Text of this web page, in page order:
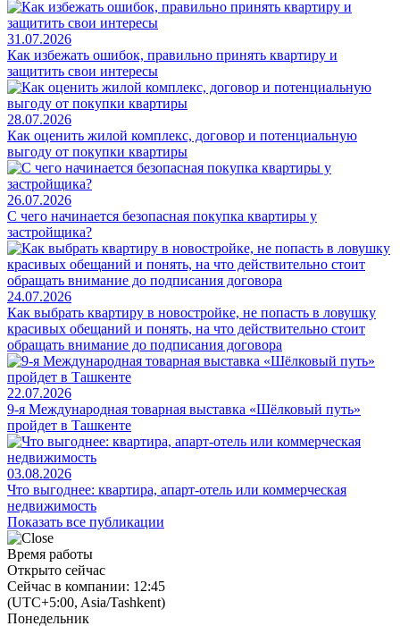
31.07.2026
Как избежать ошибок, правильно принять квартиру и
защитить свои интересы
28.07.2026
Как оценить жилой комплекс, договор и потенциальную
выгоду от покупки квартиры
26.07.2026
С чего начинается безопасная покупка квартиры у
застройщика?
24.07.2026
Как выбрать квартиру в новостройке, не попасть в ловушку
красивых обещаний и понять, на что действительно стоит
обращать внимание до подписания договора
22.07.2026
9-я Международная товарная выставка «Шёлковый путь»
пройдет в Ташкенте
03.08.2026
Что выгоднее: квартира, апарт-отель или коммерческая
недвижимость
Показать все публикации
Время работы
Открыто сейчас
Сейчас в компании: 12:45
(UTC+5:00, Asia/Tashkent)
Понедельник